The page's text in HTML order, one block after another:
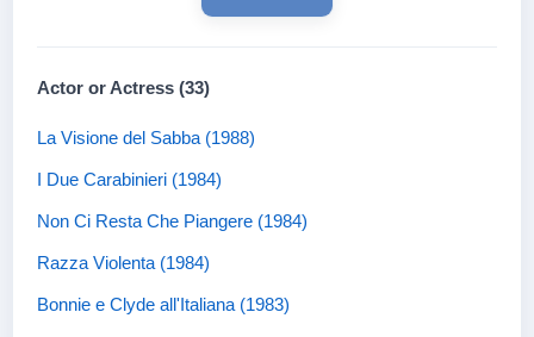
Actor or Actress (33)
La Visione del Sabba (1988)
I Due Carabinieri (1984)
Non Ci Resta Che Piangere (1984)
Razza Violenta (1984)
Bonnie e Clyde all'Italiana (1983)